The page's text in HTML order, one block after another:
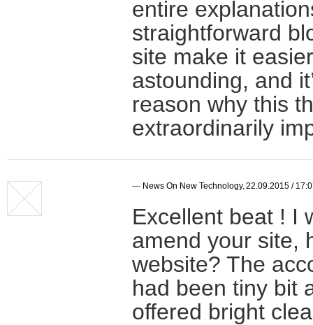
entire
straightforward
site make it
astounding, and
reason why this
extraordinarily
— News On New Technology,22.09.2015 /
Excellent beat ! I
amend your site,
website? The
had been tiny bit
offered bright